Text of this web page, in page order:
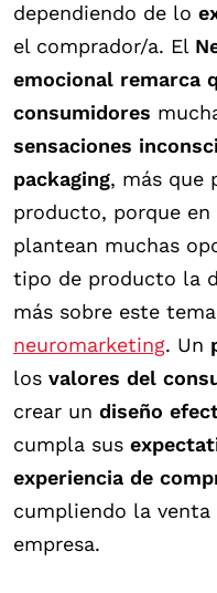
dependiendo de lo
el comprador/a. El
emocional remarca
consumidores
sensaciones
packaging, más que
producto, porque
plantean muchas
tipo de producto la
más sobre este
neuromarketing. Un
los valores del
crear un diseño
cumpla sus
experiencia de
cumpliendo la venta
empresa.